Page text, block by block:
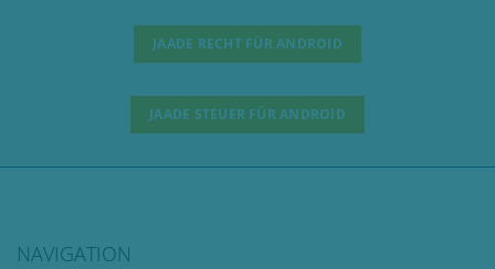
JAADE RECHT FÜR ANDROID
JAADE STEUER FÜR ANDROID
NAVIGATION